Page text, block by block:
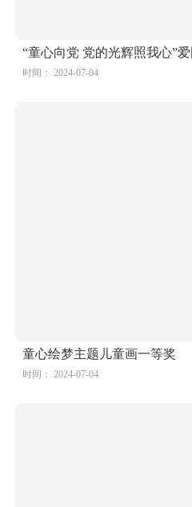
“童心向党 党的光辉照我心”爱
时间： 2024-07-04
童心绘梦主题儿童画一等奖
时间： 2024-07-04